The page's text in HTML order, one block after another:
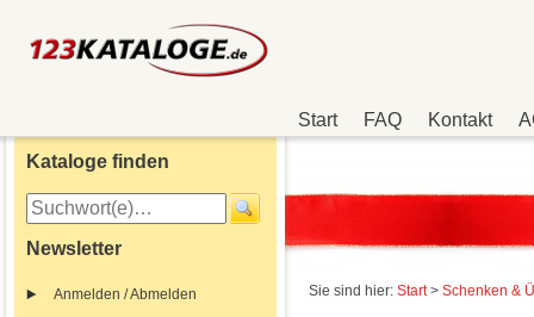
Start FAQ Kontakt
Kataloge finden
Newsletter
Anmelden / Abmelden Sie sind hier: Start> Schenken &